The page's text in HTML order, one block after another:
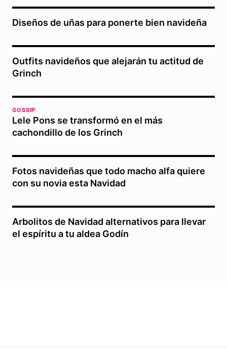
Diseños de uñas para ponerte bien navideña
Outfits navideños que alejarán tu actitud de
Grinch
GOSSIP
Lele Pons se transformó en el más
cachondillo de los Grinch
Fotos navideñas que todo macho alfa quiere
con su novia esta Navidad
Arbolitos de Navidad alternativos para llevar
el espíritu a tu aldea Godín